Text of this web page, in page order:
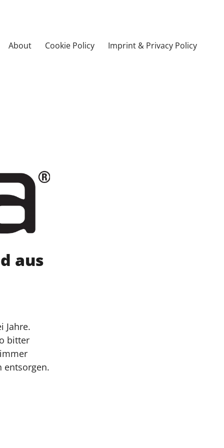
About Cookie Policy Imprint & Privacy Policy
aus
Jahre.
bitter
entsorgen.